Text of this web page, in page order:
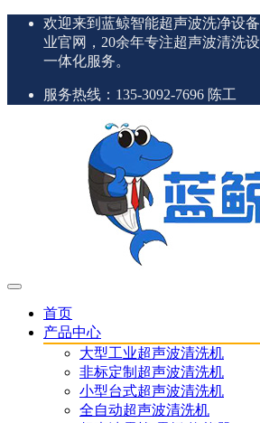
欢迎来到蓝鲸智能超声波洗净设
业官网，20余年专注超声波清洗
一体化服务。
服务热线：135-3092-7696 陈工
首页
产品中心
大型工业超声波清洗机
非标定制超声波清洗机
小型台式超声波清洗机
全自动超声波清洗机